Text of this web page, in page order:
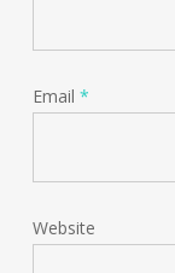
Email *
Website